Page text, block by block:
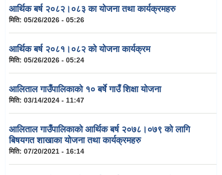
आर्थिक बर्ष २०८२।०८३ का योजना तथा कार्यक्रमहरु
मिति: 05/26/2026 - 05:26
आर्थिक बर्ष २०८१।०८२ को योजना कार्यक्रम
मिति: 05/26/2026 - 05:24
आलिताल गाउँपालिकाको १० बर्षे गाउँ शिक्षा योजना
मिति: 03/14/2024 - 11:47
आलिताल गाउँपालिकाको आर्थिक बर्ष २०७८।०७९ को लागि
बिषयगत शाखाका योजना तथा कार्यक्रमहरु
मिति: 07/20/2021 - 16:14